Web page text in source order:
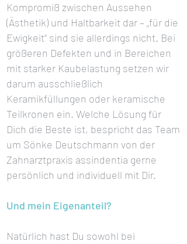
Kompromiß zwischen Aussehen
(Ästhetik) und Haltbarkeit dar – „für die
Ewigkeit“ sind sie allerdings nicht. Bei
größeren Defekten und in Bereichen
mit starker Kaubelastung setzen wir
darum ausschließlich
Keramikfüllungen oder keramische
Teilkronen ein. Welche Lösung für
Dich die Beste ist, bespricht das Team
um Sönke Deutschmann von der
Zahnarztpraxis assindentia gerne
persönlich und individuell mit Dir.
Und mein Eigenanteil?
Natürlich hast Du sowohl bei